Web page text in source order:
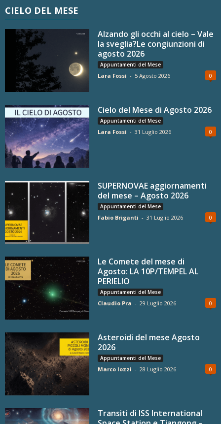
CIELO DEL MESE
Alzando gli occhi al cielo – Vale
la sveglia?Le congiunzioni di
agosto 2026
Appuntamenti del Mese
Lara Fossi - 5 Agosto 2026 0
Cielo del Mese di Agosto 2026
Appuntamenti del Mese
Lara Fossi - 31 Luglio 2026 0
SUPERNOVAE aggiornamenti
del mese – Agosto 2026
Appuntamenti del Mese
Fabio Briganti - 31 Luglio 2026 0
Le Comete del mese di
Agosto: LA 10P/TEMPEL AL
PERIELIO
Appuntamenti del Mese
Claudio Pra - 29 Luglio 2026 0
Asteroidi del mese Agosto
2026
Appuntamenti del Mese
Marco Iozzi - 28 Luglio 2026 0
Transiti di ISS International